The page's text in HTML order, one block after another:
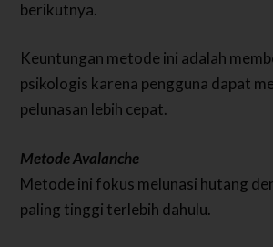
berikutnya.
Keuntungan metode ini adalah
psikologis karena pengguna dapat
pelunasan lebih cepat.
Metode Avalanche
Metode ini fokus melunasi hutang
paling tinggi terlebih dahulu.